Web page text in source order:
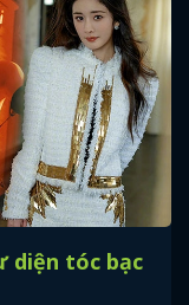
diện tóc bạc